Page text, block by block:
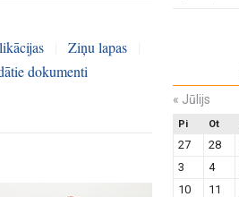
Ziņu lapas
dokumenti
« Jūlijs
Pi Ot
27 28
3
4
10
11